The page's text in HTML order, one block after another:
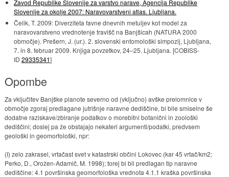
Zavod Republike Slovenije za varstvo narave, Agencija Republike
Slovenije za okolje 2007: Naravovarstveni atlas. Ljubljana.
Čelik, T. 2009: Diverziteta favne dnevnih metuljev kot model za
naravovarstveno vrednotenje travišč na Banjšicah (NATURA 2000
območje). Prešern, J. (ur.). 2. slovenski entomološki simpozij, Ljubljana,
7. in 8. februar 2009. Knjiga povzetkov, 24–25. Ljubljana. [COBISS-
ID 29335341]
Opombe
Za vključitev Banjške planote severno od (vključno) avške prelomnice v
območje zgoraj predlagane jutrišnje naravne dediščine, bi bile smiselne še
dodatne raziskave/zbiranje podatkov o morebitni botanični in zoološki
dediščini; doslej pa že obstajajo nekateri argumenti/podatki, predvsem
geološki in geomorfološki, npr:
(I) zelo zakrasel, vrtačast svet v katastrski občini Lokovec (kar 45 vrtač/km2;
Perko, D., Orožen-Adamič, M. 1998); torej bi bil predlagan tip naravne
dediščine: 4.1 površinska geomorfološka vrednota 4.1.1 kraška površinska